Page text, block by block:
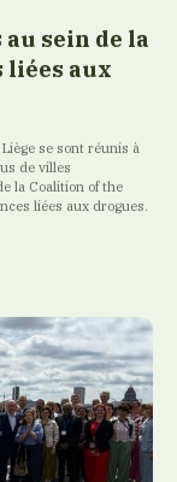
sein de la
liées aux
se sont réunis à
de villes
la Coalition of the
liées aux drogues.